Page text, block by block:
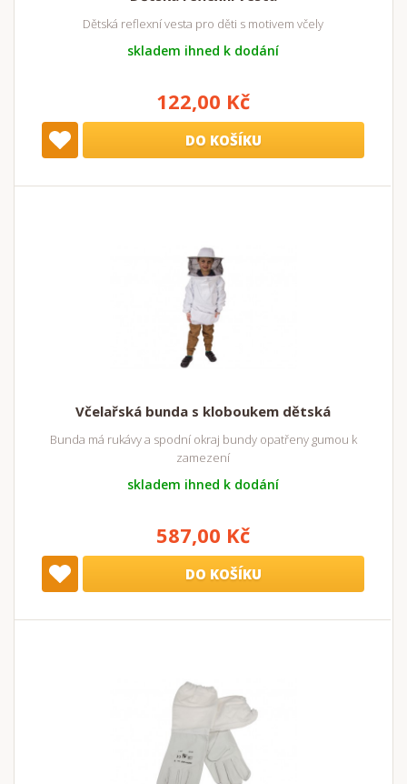
Dětská reflexní vesta pro děti s motivem včely
skladem ihned k dodání
122,00 Kč
DO KOŠÍKU
Včelařská bunda s kloboukem dětská
Bunda má rukávy a spodní okraj bundy opatřeny gumou k
zamezení
skladem ihned k dodání
587,00 Kč
DO KOŠÍKU